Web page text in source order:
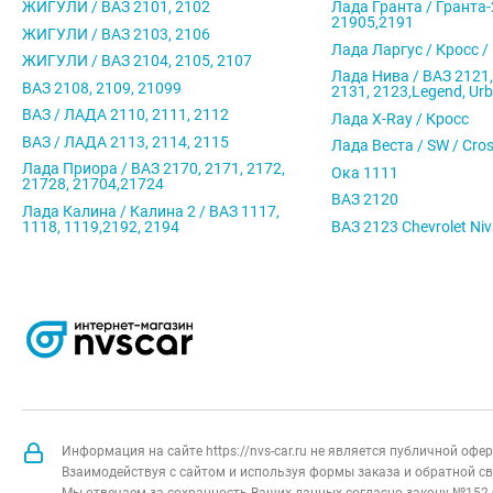
ЖИГУЛИ / ВАЗ 2101, 2102
ЖИГУЛИ / ВАЗ 2103, 2106
ЖИГУЛИ / ВАЗ 2104, 2105, 2107
ВАЗ 2108, 2109, 21099
ВАЗ / ЛАДА 2110, 2111, 2112
ВАЗ / ЛАДА 2113, 2114, 2115
Лада Приора / ВАЗ 2170, 2171, 2172,
21728, 21704,21724
Лада Калина / Калина 2 / ВАЗ 1117,
1118, 1119,2192, 2194
Лада Гранта /
21905,2191
Лада Ларгус / Кросс /
Лада Нива / ВАЗ
2131, 2123,Legend,
Лада X-Ray / Кросс
Лада Веста / SW /
Ока 1111
ВАЗ 2120
ВАЗ 2123 Chevrolet
Информация на сайте https://nvs-car.ru не является публичной
Взаимодействуя с сайтом и используя формы заказа и обратной